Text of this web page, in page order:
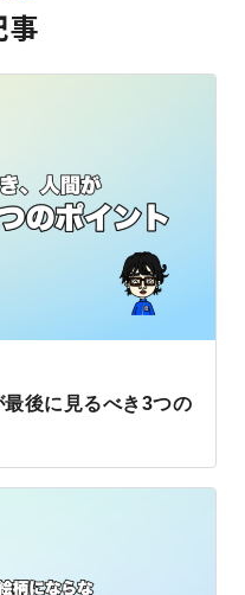
事
後に見るべき3つの